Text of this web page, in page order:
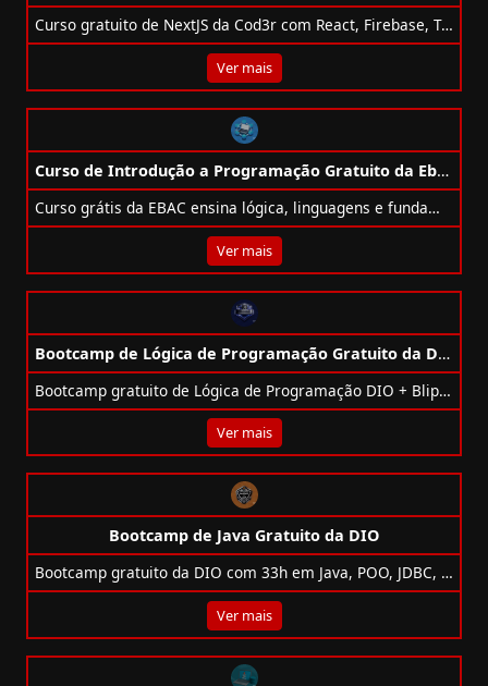
Curso gratuito de NextJS da Cod3r com React, Firebase, Tailwind e TypeScript para criar uma aplicação CRUD completa!
Ver mais
Curso de Introdução a Programação Gratuito da Ebac
Curso grátis da EBAC ensina lógica, linguagens e fundamentos da programação para iniciantes na área de TI.
Ver mais
Bootcamp de Lógica de Programação Gratuito da DIO + BLIP
Bootcamp gratuito de Lógica de Programação DIO + Blip: 27h, JavaScript, desafios práticos e 3 projetos para portfólio.
Ver mais
Bootcamp de Java Gratuito da DIO
Bootcamp gratuito da DIO com 33h em Java, POO, JDBC, SOLID, Clean Code e projetos práticos. Com certificado e mentorias ao vivo.
Ver mais